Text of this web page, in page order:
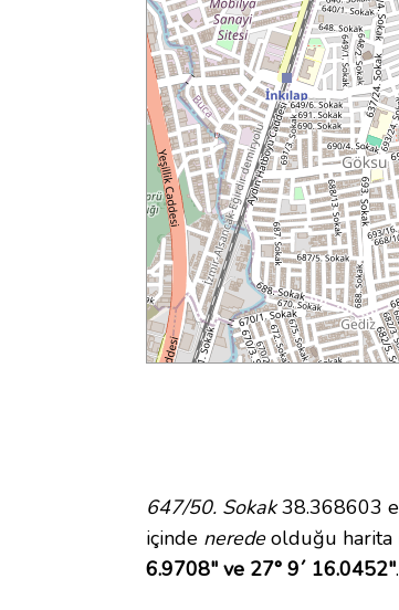
647/50. Sokak38.368603
içinde neredeolduğu harita
6.9708" ve 27° 9´ 16.0452".